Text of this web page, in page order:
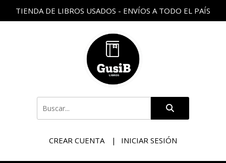
TIENDA DE LIBROS USADOS - ENVÍOS A TODO EL PAÍS
CREAR CUENTA INICIAR SESIÓN